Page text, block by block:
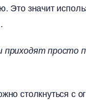
Это значит
приходят просто
столкнуться с